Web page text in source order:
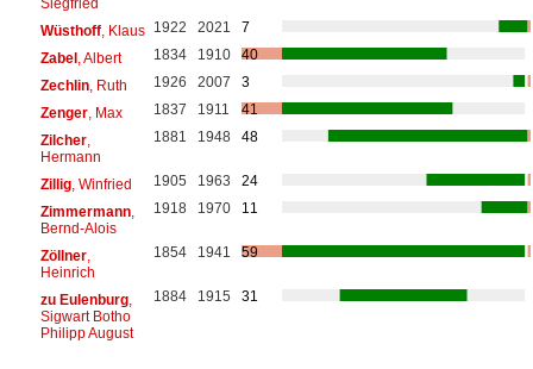
Wüsthoff, Klaus 1922 2021
7
Zabel, Albert 1834 1910
40
Zechlin, Ruth 1926 2007
3
Zenger, Max 1837 1911
41
Zilcher,
Hermann
1881 1948 48
Zillig, Winfried 1905 1963
24
Zimmermann,
Bernd-Alois
1918 1970 11
Zöllner,
Heinrich
1854 1941 59
zu Eulenburg,
Sigwart Botho
Philipp August
1884 1915 31